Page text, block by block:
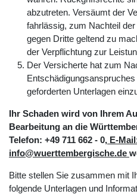
abzutreten. Versäumt der
fahrlässig, zum Nachteil
gegen Dritte geltend zu
der Verpflichtung zur
Der Versicherte hat zum
geforderten Unterlagen
Ihr Schaden wird von Ihrem
Bearbeitung an die
Telefon: +49 711 662 - 0, E-
info@wuerttembergische.de
Bitte stellen Sie zusammen mit
folgende Unterlagen und